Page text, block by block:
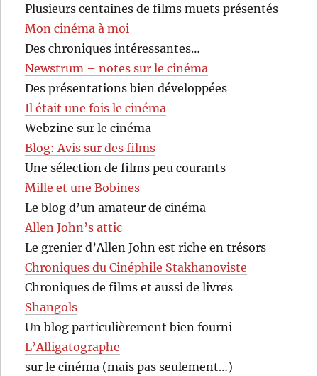
Plusieurs centaines de films muets présentés
Mon cinéma à moi
Des chroniques intéressantes…
Newstrum – notes sur le cinéma
Des présentations bien développées
Il était une fois le cinéma
Webzine sur le cinéma
Blog: Avis sur des films
Une sélection de films peu courants
Mille et une Bobines
Le blog d’un amateur de cinéma
Allen John’s attic
Le grenier d’Allen John est riche en trésors
Chroniques du Cinéphile Stakhanoviste
Chroniques de films et aussi de livres
Shangols
Un blog particulièrement bien fourni
L’Alligatographe
sur le cinéma (mais pas seulement…)